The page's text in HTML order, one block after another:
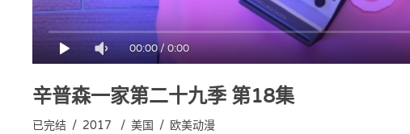
00:00/0:00
辛普森一家第二十九季第18集
已完结 / 2017 / 美国 / 欧美动漫